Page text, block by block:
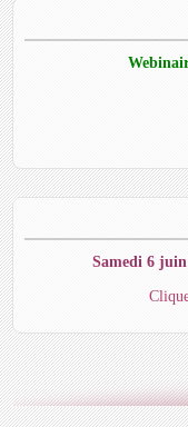
Samedi 6